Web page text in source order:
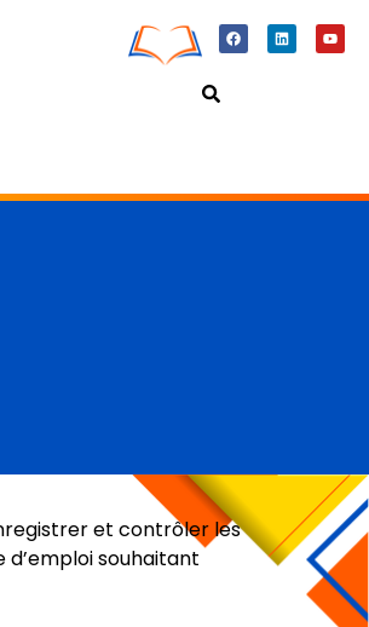
et contrôler les
souhaitant